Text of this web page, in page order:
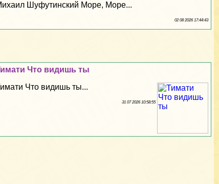
Шуфутинский Море, Море...
02 08 2026 17:44:43
Что видишь ты
Что видишь ты...
31 07 2026 10:58:55